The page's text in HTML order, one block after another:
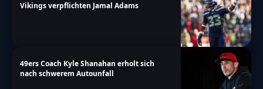
Vikings verpflichten Jamal Adams
49ers Coach Kyle Shanahan erholt sich
nach schwerem Autounfall